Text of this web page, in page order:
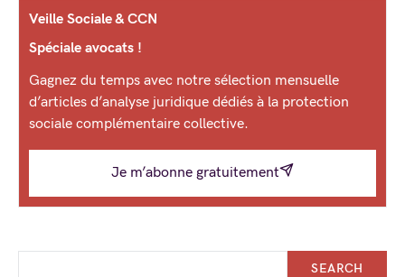
Veille Sociale & CCN
Spéciale avocats !
Gagnez du temps avec notre sélection mensuelle
d’articles d’analyse juridique dédiés à la protection
sociale complémentaire collective.
Je m’abonne gratuitement
SEARCH